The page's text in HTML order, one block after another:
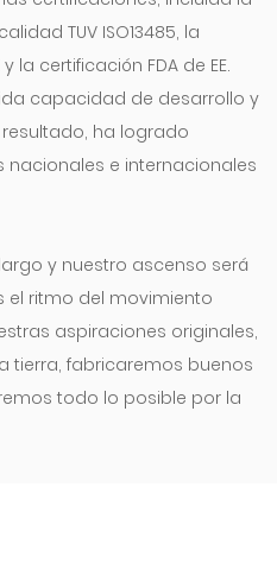
TUV ISO13485, la
la certificación FDA de EE.
capacidad de desarrollo y
ha logrado
e internacionales
y nuestro ascenso será
el ritmo del movimiento
aspiraciones originales,
tierra, fabricaremos buenos
todo lo posible por la